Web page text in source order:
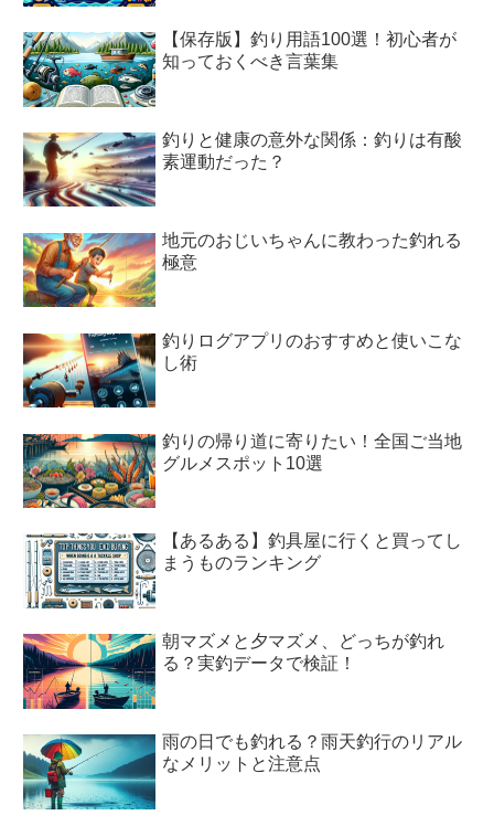
【保存版】釣り用語100選！初心者が
知っておくべき言葉集
釣りと健康の意外な関係：釣りは有酸
素運動だった？
地元のおじいちゃんに教わった釣れる
極意
釣りログアプリのおすすめと使いこな
し術
釣りの帰り道に寄りたい！全国ご当地
グルメスポット10選
【あるある】釣具屋に行くと買ってし
まうものランキング
朝マズメと夕マズメ、どっちが釣れ
る？実釣データで検証！
雨の日でも釣れる？雨天釣行のリアル
なメリットと注意点